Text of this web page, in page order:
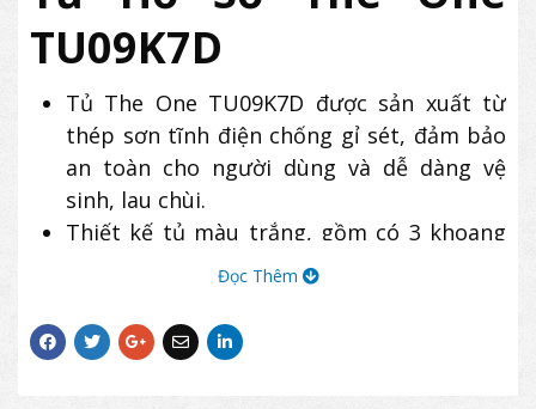
TU09K7D
Tủ The One TU09K7D được sản xuất từ
thép sơn tĩnh điện chống gỉ sét, đảm bảo
an toàn cho người dùng và dễ dàng vệ
sinh, lau chùi.
Thiết kế tủ màu trắng, gồm có 3 khoang
cánh kính kết hợp 3 khoang cánh mở.
động để tài liệu.
Tủ sử dụng khóa chìa an toàn cho tất cả
các khoang.
Đọc Thêm